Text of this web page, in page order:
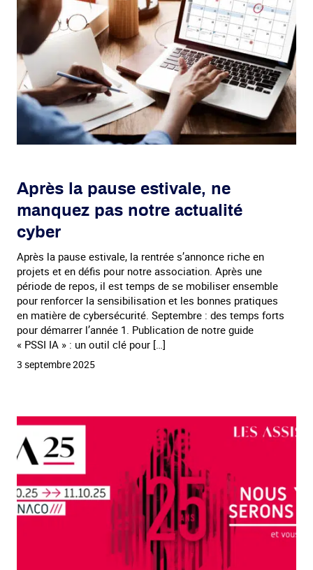
Après la pause estivale, ne
manquez pas notre actualité
cyber
Après la pause estivale, la rentrée s’annonce riche en
projets et en défis pour notre association. Après une
période de repos, il est temps de se mobiliser ensemble
pour renforcer la sensibilisation et les bonnes pratiques
en matière de cybersécurité. Septembre : des temps forts
pour démarrer l’année 1. Publication de notre guide
« PSSI IA » : un outil clé pour […]
3 septembre 2025